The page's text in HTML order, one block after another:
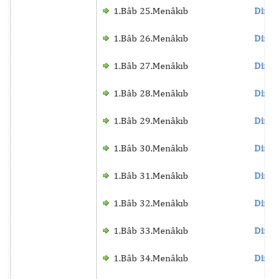
1.Bâb 25.Menâkıb
1.Bâb 26.Menâkıb
1.Bâb 27.Menâkıb
1.Bâb 28.Menâkıb
1.Bâb 29.Menâkıb
1.Bâb 30.Menâkıb
1.Bâb 31.Menâkıb
1.Bâb 32.Menâkıb
1.Bâb 33.Menâkıb
1.Bâb 34.Menâkıb